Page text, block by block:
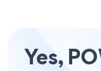
Yes,